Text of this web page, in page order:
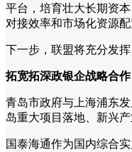
平台，培育壮大长期资
对接效率和市场化资源配
下一步，联盟将充分发
拓宽拓深政银企战略合
青岛市政府与上海浦东
岛重大项目落地、新兴
国泰海通作为国内综合